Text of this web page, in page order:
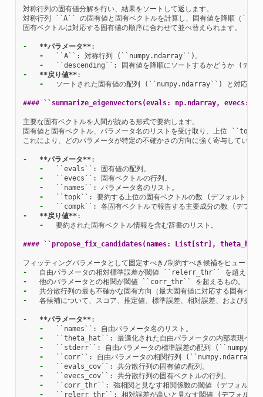
対称行列の固有値分解を行い、結果をソートして返します。
対称行列 ``A`` の固有値と固有ベクトルを計算し、固有値を降順（
固有ベクトルは対応する固有値の順序に合わせて並べ替えられます。
- **パラメータ**
-
-
-
**戻り値**
-
ソートされた固有値の配列 (``numpy.ndarray``) と対応す
#### ``summarize_eigenvectors(evals: np.ndarray,
主要な固有ベクトルを人間が読める形式で要約します。
固有値と固有ベクトル、パラメータ名のリストを受け取り、上位
これにより、どのパラメータが特定の不確かさの方向に強く寄与している
- **パラメータ**
-
-
-
-
-
-
**戻り値**
-
  要約された固有ベクトル情報を含む辞書のリスト。
#### ``propose_fix_candidates(names: List[str],
-
-
-
-
各候補について、スコア、推定値、標準誤差、相対誤差、および提案
- **パラメータ**
-
-
-
-
-
-
-
-